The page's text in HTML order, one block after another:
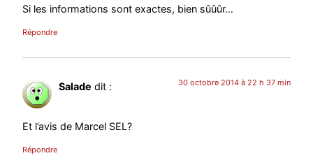
Si les informations sont exactes, bien sûûûr…
Répondre
Salade dit : 30 octobre 2014 à 22 h 37 min
Et l’avis de Marcel SEL?
Répondre